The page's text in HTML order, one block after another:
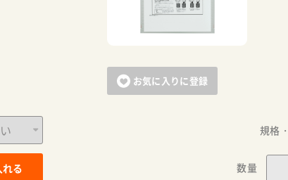
る
お気に入りに登録
規格
数量